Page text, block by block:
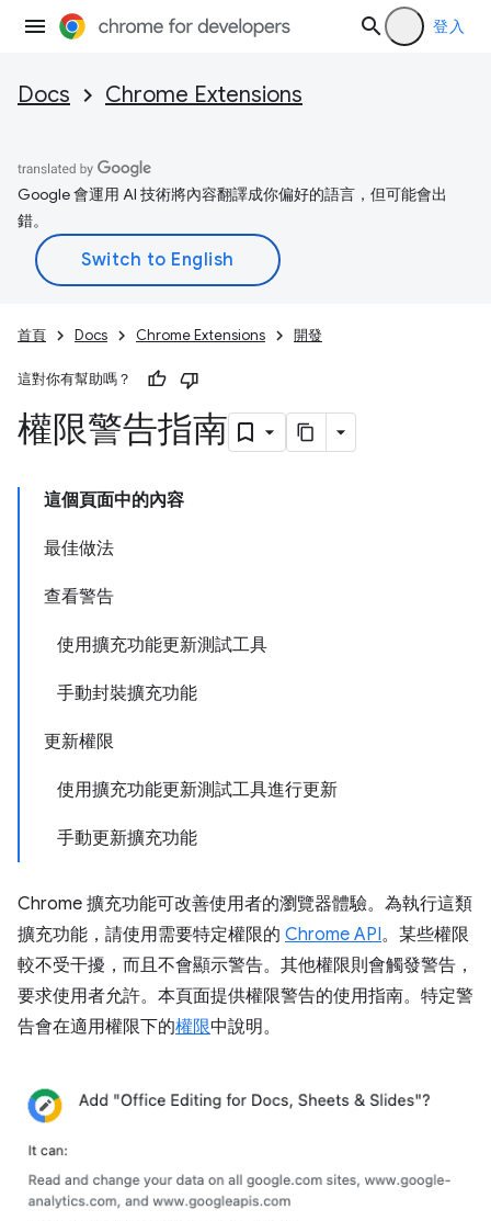
登入
Docs Chrome Extensions
Google 會運用 AI 技術將內容翻譯成你偏好的語言，但可能會出
錯。
首頁 Docs Chrome Extensions 開發
這對你有幫助嗎？
權限警告指南
這個頁面中的內容
最佳做法
查看警告
使用擴充功能更新測試工具
手動封裝擴充功能
更新權限
使用擴充功能更新測試工具進行更新
手動更新擴充功能
Chrome 擴充功能可改善使用者的瀏覽器體驗。為執行這類
擴充功能，請使用需要特定權限的 Chrome API。某些權限
較不受干擾，而且不會顯示警告。其他權限則會觸發警告，
要求使用者允許。本頁面提供權限警告的使用指南。特定警
告會在適用權限下的權限中說明。